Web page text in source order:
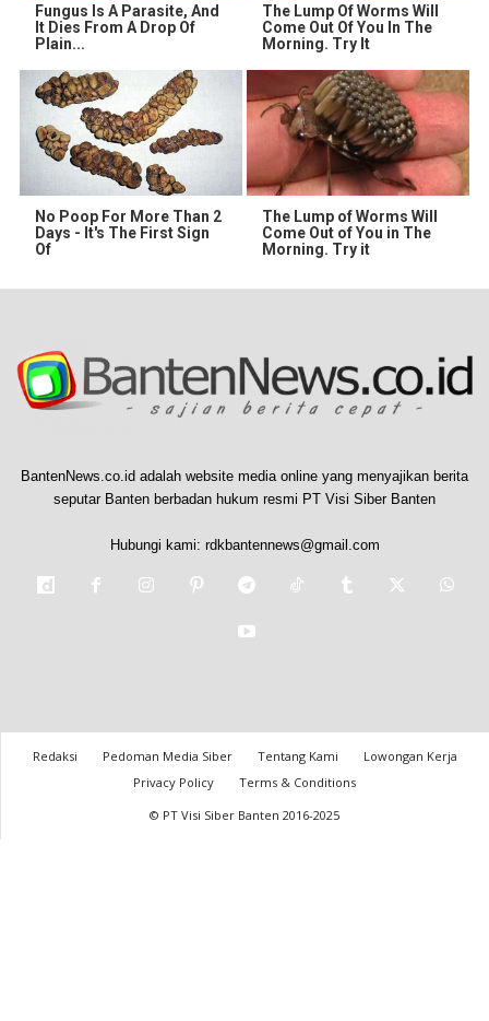
Fungus Is A Parasite, And
It Dies From A Drop Of
Plain...
The Lump Of Worms Will
Come Out Of You In The
Morning. Try It
No Poop For More Than 2
Days - It's The First Sign
Of
The Lump of Worms Will
Come Out of You in The
Morning. Try it
BantenNews.co.id adalah website media online yang menyajikan berita
seputar Banten berbadan hukum resmi PT Visi Siber Banten
Hubungi kami: rdkbantennews@gmail.com
Redaksi Pedoman Media Siber Tentang Kami
Lowongan Kerja
Privacy Policy
Terms & Conditions
© PT Visi Siber Banten 2016-2025